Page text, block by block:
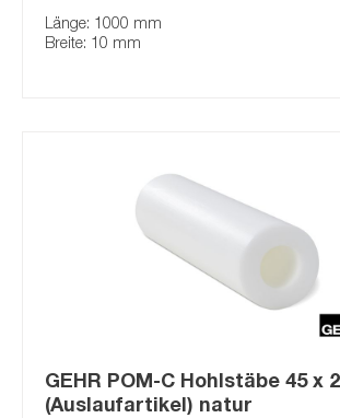
Länge: 1000 mm
Breite: 10 mm
GEHR POM-C Hohlstäbe 45 x
(Auslaufartikel) natur